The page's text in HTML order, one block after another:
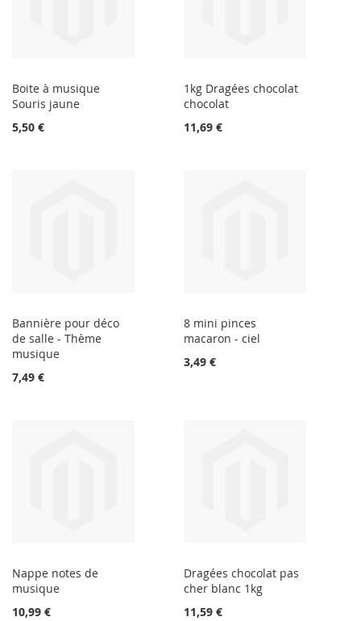
Boite à musique
Souris jaune
5,50 €
1kg Dragées chocolat
chocolat
11,69 €
Bannière pour déco
de salle - Thème
musique
7,49 €
8 mini pinces
macaron - ciel
3,49 €
Nappe notes de
musique
10,99 €
Dragées chocolat pas
cher blanc 1kg
11,59 €